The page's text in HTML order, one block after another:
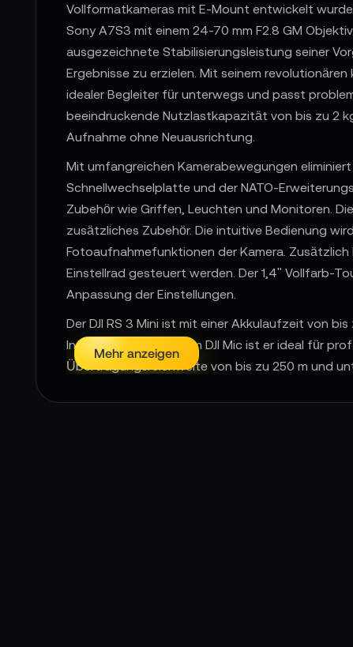
Vollformatkameras mit E-Mount entwickelt
Sony A7S3 mit einem 24-70 mm F2.8 GM
ausgezeichnete Stabilisierungsleistung seiner
Ergebnisse zu erzielen. Mit seinem
idealer Begleiter für unterwegs und passt
beeindruckende Nutzlastkapazität von bis zu 2
Aufnahme ohne Neuausrichtung.
Mit umfangreichen Kamerabewegungen
Schnellwechselplatte und der NATO-
Zubehör wie Griffen, Leuchten und Monitoren.
zusätzliches Zubehör. Die intuitive Bedienung
Fotoaufnahmefunktionen der Kamera.
Einstellrad gesteuert werden. Der 1,4" Vollfarb-
Anpassung der Einstellungen.
Der DJI RS 3 Mini ist mit einer Akkulaufzeit von
In Kombination mit dem DJI Mic ist er ideal für
Übertragungsreichweite von bis zu 250 m und
Mehr anzeigen